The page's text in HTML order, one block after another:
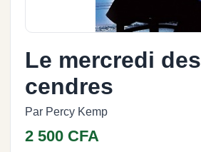
Le mercredi des
cendres
Par Percy Kemp
2 500 CFA